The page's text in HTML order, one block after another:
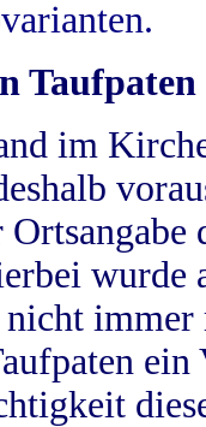
Taufpaten
im
wurde